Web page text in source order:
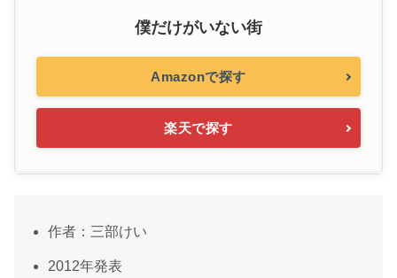
僕だけがいない街
Amazonで探す
楽天で探す
作者：三部けい
2012年発表